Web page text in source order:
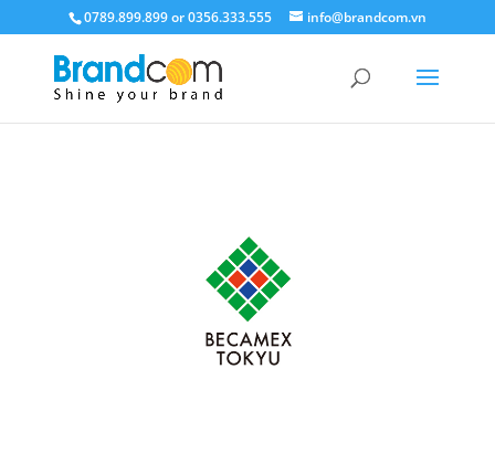
0789.899.899 or 0356.333.555 info@brandcom.vn